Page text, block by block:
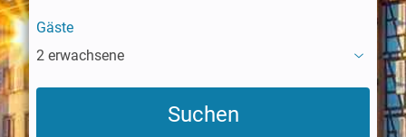
Gäste
2 erwachsene